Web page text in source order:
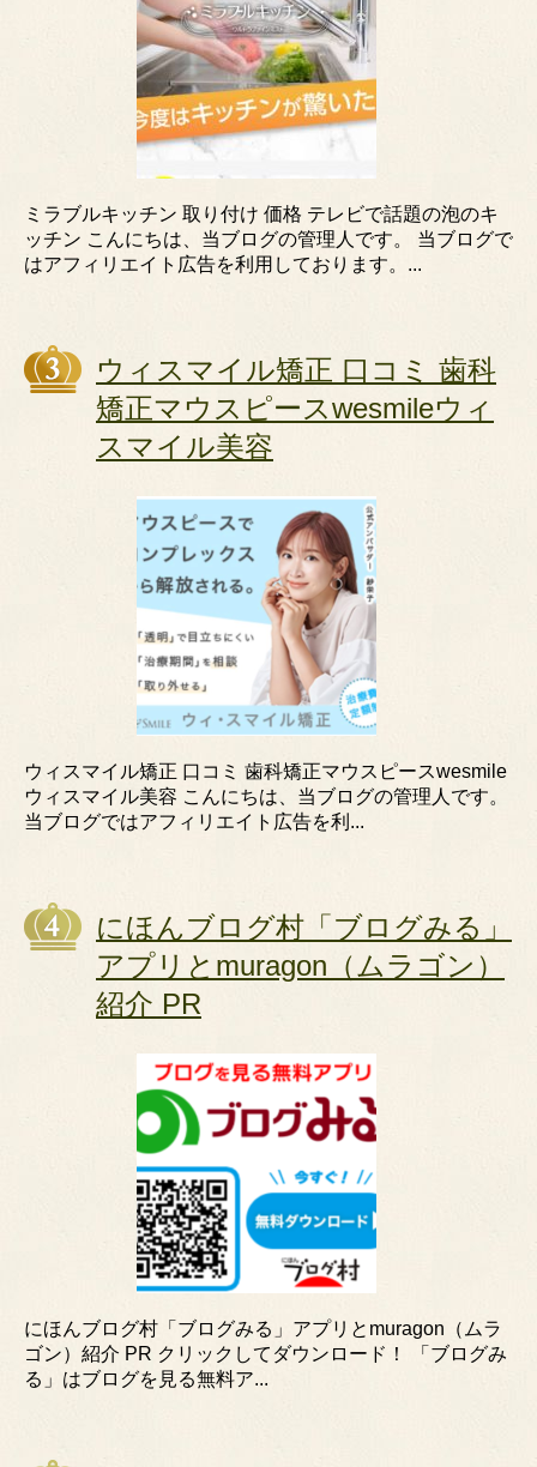
ミラブルキッチン 取り付け 価格 テレビで話題の泡のキ
ッチン こんにちは、当ブログの管理人です。 当ブログで
はアフィリエイト広告を利用しております。...
ウィスマイル矯正 口コミ 歯科
矯正マウスピースwesmileウィ
スマイル美容
ウィスマイル矯正 口コミ 歯科矯正マウスピースwesmile
ウィスマイル美容 こんにちは、当ブログの管理人です。
当ブログではアフィリエイト広告を利...
にほんブログ村「ブログみる」
アプリとmuragon（ムラゴン）
紹介 PR
にほんブログ村「ブログみる」アプリとmuragon（ムラ
ゴン）紹介 PR クリックしてダウンロード！ 「ブログみ
る」はブログを見る無料ア...